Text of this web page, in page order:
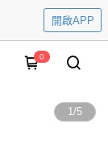
開啟APP
0
1/5